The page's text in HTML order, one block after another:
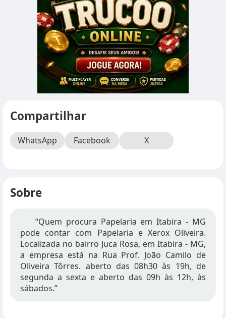
Compartilhar
WhatsApp Facebook X
Sobre
“Quem procura Papelaria em Itabira - MG
pode contar com Papelaria e Xerox Oliveira.
Localizada no bairro Juca Rosa, em Itabira - MG,
a empresa está na Rua Prof. João Camilo de
Oliveira Tôrres. aberto das 08h30 às 19h, de
segunda a sexta e aberto das 09h às 12h, às
sábados.”